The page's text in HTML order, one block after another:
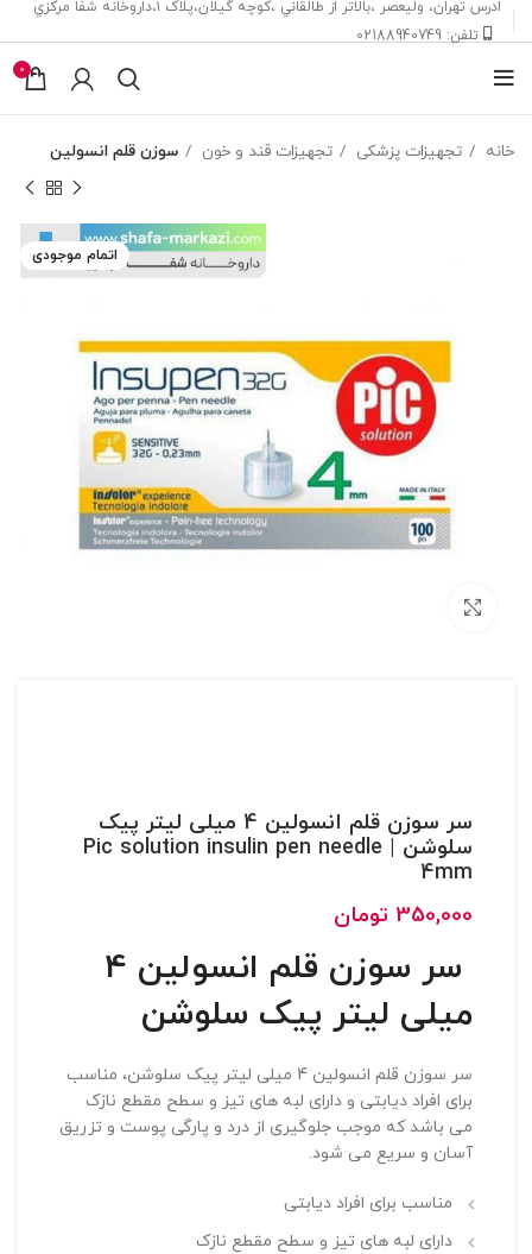
ادرس تهران، ‎وليعصر ،بالاتر از طالقاني ،كوچه گيلان،پلاک ۱،داروخانه شفا مركزي
تلفن: 02188940749
0
خانه تجهیزات پزشکی تجهیزات قند و خون سوزن قلم انسولین
اتمام موجودی
سر سوزن قلم انسولین 4 میلی لیتر پیک
سلوشن | Pic solution insulin pen needle
4mm
350,000 تومان
سر سوزن قلم انسولین 4
میلی لیتر پیک سلوشن
سر سوزن قلم انسولین 4 میلی لیتر پیک سلوشن، مناسب
برای افراد دیابتی و دارای لبه های تیز و سطح مقطع نازک
می باشد که موجب جلوگیری از درد و پارگی پوست و تزریق
آسان و سریع می شود.
مناسب برای افراد دیابتی
دارای لبه های تیز و سطح مقطع نازک